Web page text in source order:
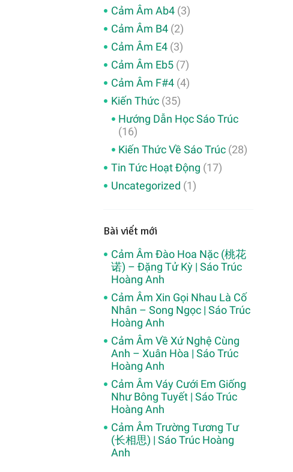
Cảm Âm Ab4(3)
Cảm Âm B4(2)
Cảm Âm E4(3)
Cảm Âm Eb5(7)
Cảm Âm F#4(4)
Kiến Thức(35)
Hướng Dẫn Học Sáo Trúc
(16)
Kiến Thức Về Sáo Trúc (28)
Tin Tức Hoạt Động (17)
Uncategorized (1)
Bài viết mới
Cảm Âm Đào Hoa Nặc (桃花
诺) – Đặng Tử Kỳ | Sáo Trúc
Hoàng Anh
Cảm Âm Xin Gọi Nhau Là Cố
Nhân – Song Ngọc | Sáo Trúc
Hoàng Anh
Cảm Âm Về Xứ Nghệ Cùng
Anh – Xuân Hòa | Sáo Trúc
Hoàng Anh
Cảm Âm Váy Cưới Em Giống
Như Bông Tuyết | Sáo Trúc
Hoàng Anh
Cảm Âm Trường Tương Tư
(长相思) | Sáo Trúc Hoàng
Anh